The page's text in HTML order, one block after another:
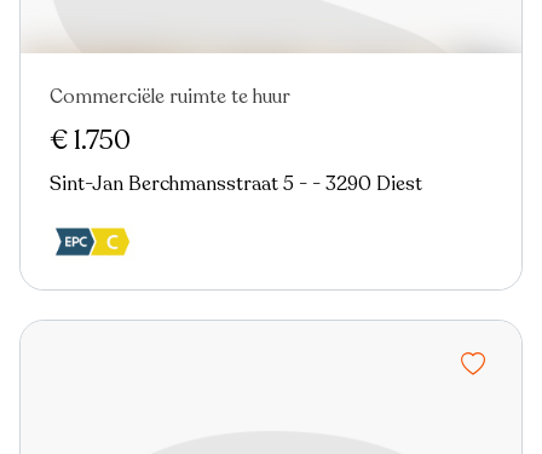
Commerciële ruimte te huur
€ 1.750
Sint-Jan Berchmansstraat 5 - - 3290 Diest